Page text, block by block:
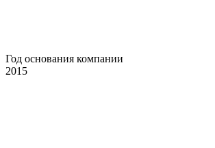
Год основания компании
2015